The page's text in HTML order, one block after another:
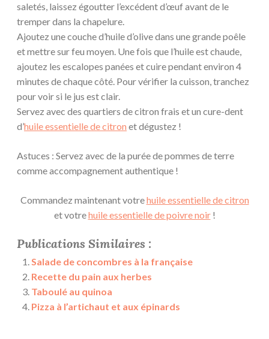
saletés, laissez égoutter l’excédent d’œuf avant de le
tremper dans la chapelure.
Ajoutez une couche d’huile d’olive dans une grande poêle
et mettre sur feu moyen. Une fois que l’huile est chaude,
ajoutez les escalopes panées et cuire pendant environ 4
minutes de chaque côté. Pour vérifier la cuisson, tranchez
pour voir si le jus est clair.
Servez avec des quartiers de citron frais et un cure-dent
d’huile essentielle de citron et dégustez !
Astuces : Servez avec de la purée de pommes de terre
comme accompagnement authentique !
Commandez maintenant votrehuile essentielle de citron
et votrehuile essentielle de poivre noir!
Publications Similaires :
Salade de concombres à la française
Recette du pain aux herbes
Taboulé au quinoa
Pizza à l’artichaut et aux épinards